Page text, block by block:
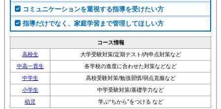
コミュニケーションを重視する指導を受けたい方
指導だけでなく、家庭学習まで管理してほしい方
コース情報
高校生
大学受験対策/定期テスト/内申点対策など
中高一貫生
各学校の進度に合わせた対策などなど
中学生
高校受験対策/勉強習慣/弱点克服など
小学生
中学受験対策/基礎学力など
幼児
学ぶ“ちから”をつける など